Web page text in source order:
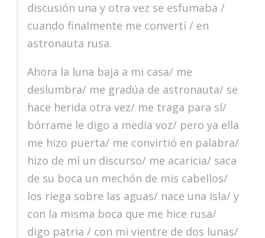
discusión una y otra vez se esfumaba /
cuando finalmente me convertí / en
astronauta rusa.
Ahora la luna baja a mi casa/ me
deslumbra/ me gradúa de astronauta/ se
hace herida otra vez/ me traga para sí/
bórrame le digo a media voz/ pero ya ella
me hizo puerta/ me convirtió en palabra/
hizo de mí un discurso/ me acaricia/ saca
de su boca un mechón de mis cabellos/
los riega sobre las aguas/ nace una isla/ y
con la misma boca que me hice rusa/
digo patria / con mi vientre de dos lunas/